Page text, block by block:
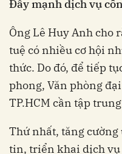
Đẩy mạnh dịch vụ
Ông Lê Huy Anh cho
tuệ có nhiều cơ hội
thức. Do đó, để tiếp
phong, Văn phòng
TP.HCM cần tập
Thứ nhất, tăng
tin, triển khai dịch vụ